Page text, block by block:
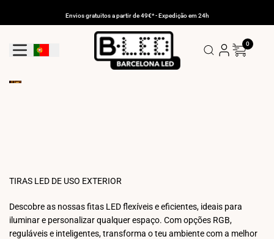
Envios gratuitos a partir de 49€* - Expedição em 24h
Botão De Geolocalização: Portugal
0
TIRAS LED DE USO EXTERIOR
Descobre as nossas fitas LED flexíveis e eficientes, ideais para
iluminar e personalizar qualquer espaço. Com opções RGB,
reguláveis e inteligentes, transforma o teu ambiente com a melhor